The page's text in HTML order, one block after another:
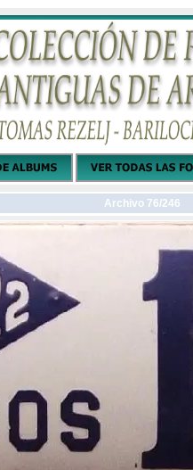
Archivo 76/246